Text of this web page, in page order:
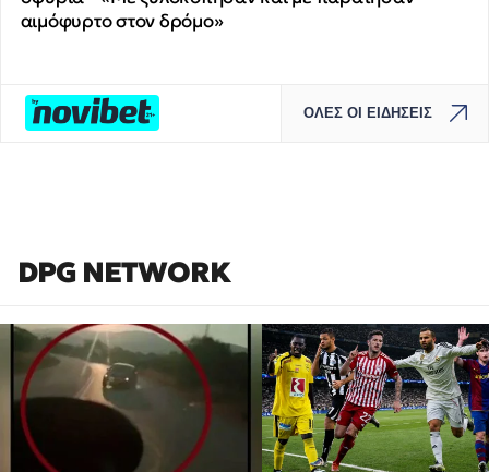
αιμόφυρτο στον δρόμο»
ΟΛΕΣ ΟΙ ΕΙΔΗΣΕΙΣ
DPG NETWORK